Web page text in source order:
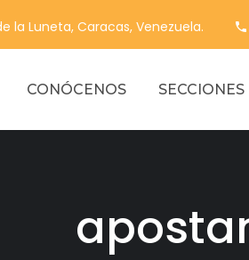
la Luneta, Caracas, Venezuela.
CONÓCENOS SECCIONES